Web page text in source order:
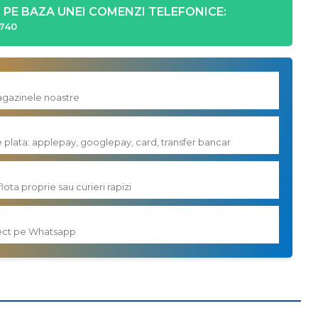
PE BAZA UNEI COMENZI TELEFONICE:
noastre
applepay, googlepay, card, transfer bancar
proprie sau curieri rapizi
pe Whatsapp